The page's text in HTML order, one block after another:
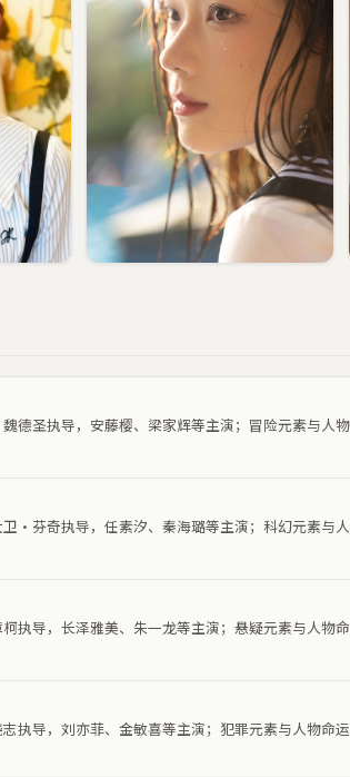
德圣执导，安藤樱、梁家辉等主演；冒险元素与人物
·芬奇执导，任素汐、秦海璐等主演；科幻元素与人
执导，长泽雅美、朱一龙等主演；悬疑元素与人物命
执导，刘亦菲、金敏喜等主演；犯罪元素与人物命运